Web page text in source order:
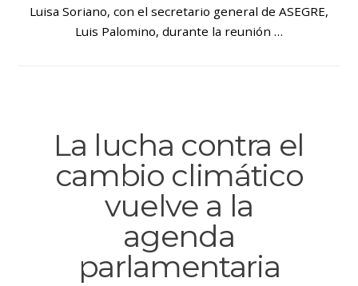
Luisa Soriano, con el secretario general de ASEGRE,
Luis Palomino, durante la reunión …
La lucha contra el
cambio climático
vuelve a la
agenda
parlamentaria